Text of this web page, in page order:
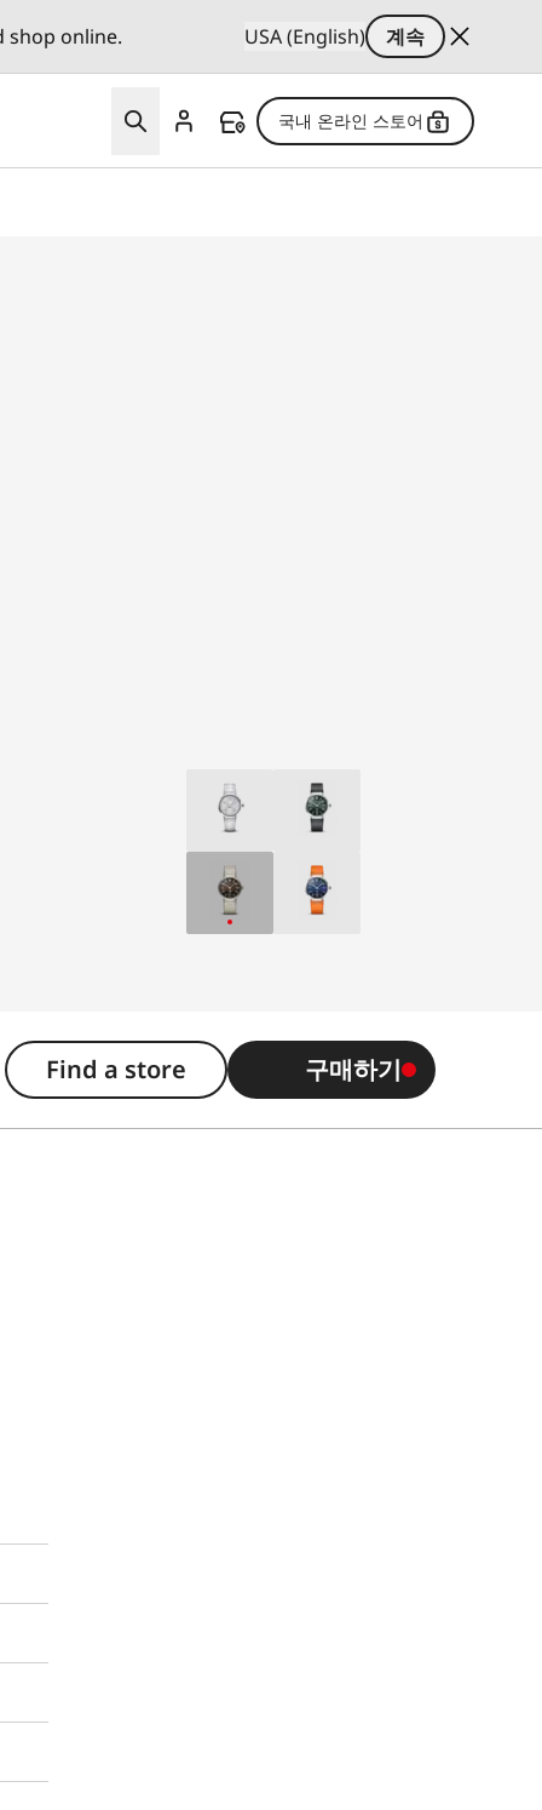
shop online. USA (English)
계속
국내 온라인 스토어
Find a store 구매하기